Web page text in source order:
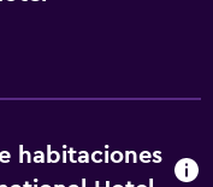
habitaciones